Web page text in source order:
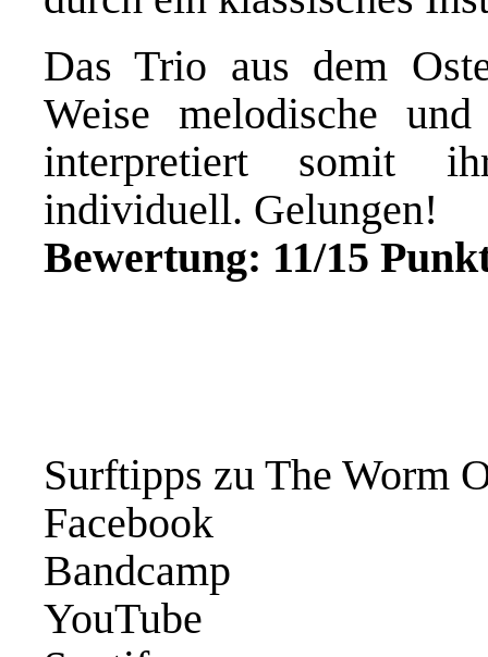
Das Trio aus dem
Weise melodische
interpretiert somit
individuell. Gelungen!
Bewertung: 11/15
Surftipps zu The Worm
Facebook
Bandcamp
YouTube